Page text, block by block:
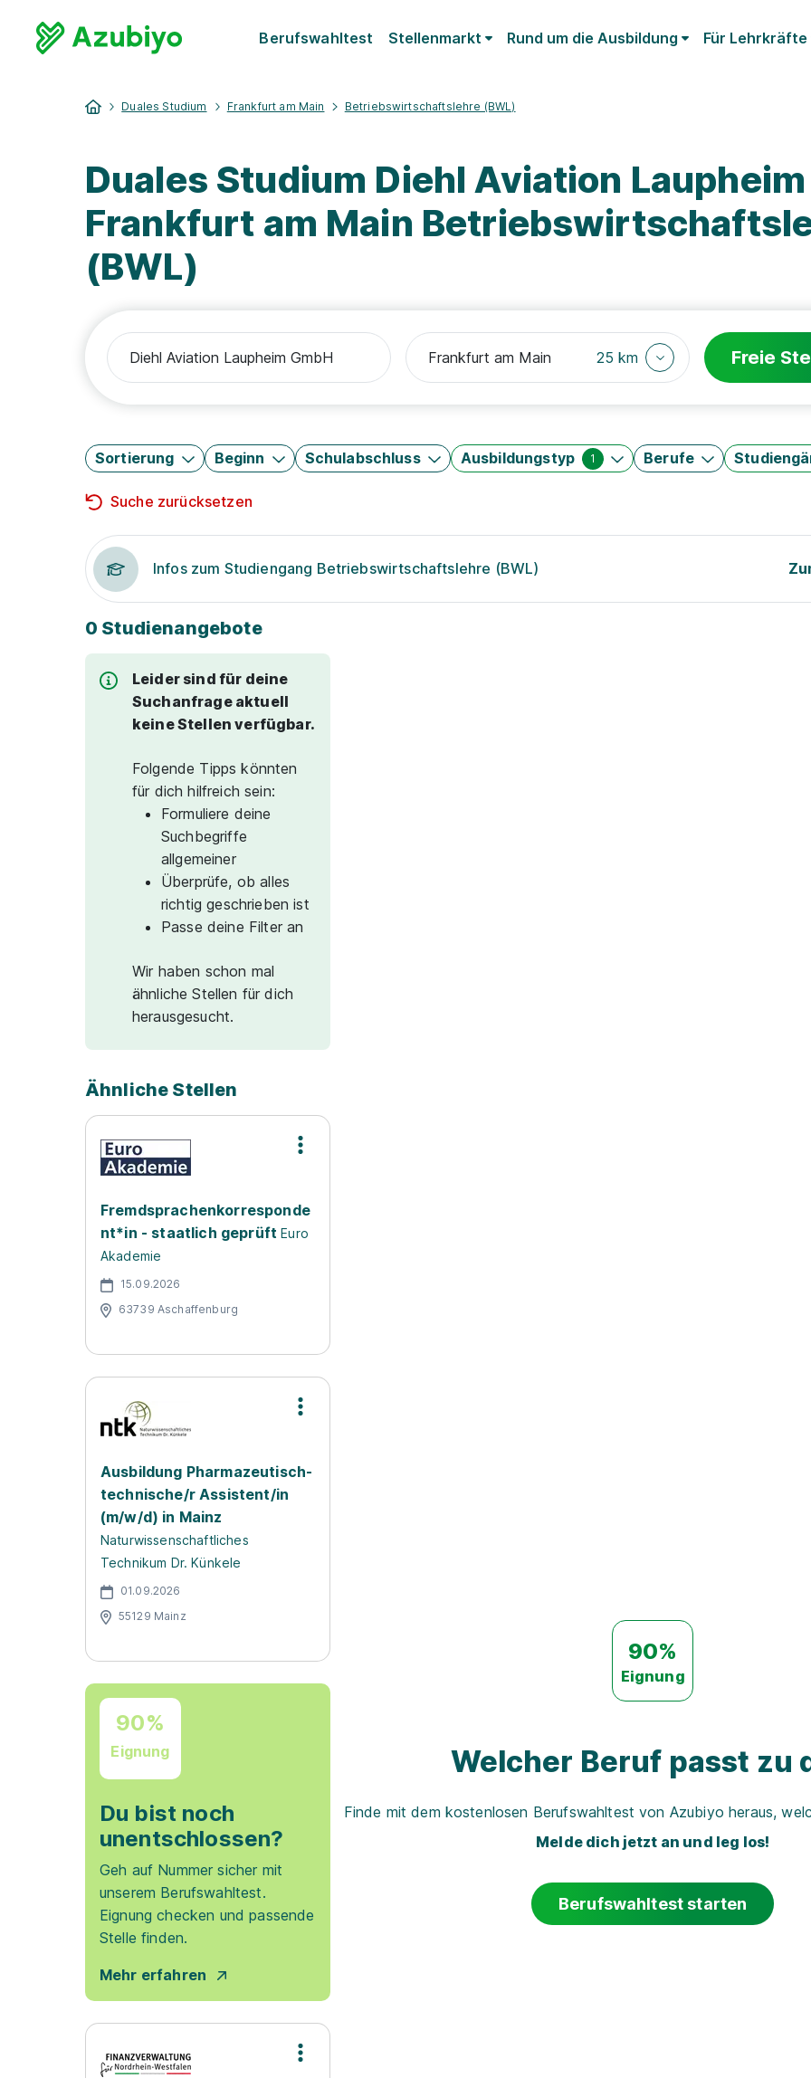
Berufswahltest Stellenmarkt Rund um die Ausbildung Für Lehrkräfte
Duales Studium Frankfurt am Main Betriebswirtschaftslehre (BWL)
Duales Studium Diehl Aviation Laupheim
Frankfurt am Main
(BWL)
25 km Freie
Sortierung Beginn Schulabschluss Ausbildungstyp 1 Berufe
Suche zurücksetzen
Infos zum Studiengang Betriebswirtschaftslehre (BWL)
0 Studienangebote
Leider sind für deine
Suchanfrage aktuell
keine Stellen verfügbar.
Folgende Tipps könnten
für dich hilfreich sein:
Formuliere deine
Suchbegriffe
allgemeiner
Überprüfe, ob alles
richtig geschrieben ist
Passe deine Filter an
Wir haben schon mal
ähnliche Stellen für dich
herausgesucht.
Ähnliche Stellen
Fremdsprachenkorresponde
nt*in - staatlich geprüft Euro
Akademie
15.09.2026
63739 Aschaffenburg
Ausbildung Pharmazeutisch-
technische/r Assistent/in
(m/w/d) in Mainz
Naturwissenschaftliches
Technikum Dr. Künkele
01.09.2026
55129 Mainz
90%
Eignung
Du bist noch
unentschlossen?
Geh auf Nummer sicher mit
unserem Berufswahltest.
Eignung checken und passende
Stelle finden.
Mehr erfahren
90%
Eignung
Welcher Beruf passt zu
Finde mit dem kostenlosen Berufswahltest von Azubiyo heraus,
Melde dich jetzt an und leg los!
Berufswahltest starten